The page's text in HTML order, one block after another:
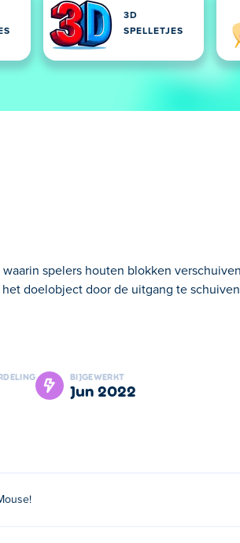
3D
SPELLETJES
spelers houten blokken
doelobject door de uitgang te
Puzzel Spelletjes.
BIJGEWERKT
jun 2022